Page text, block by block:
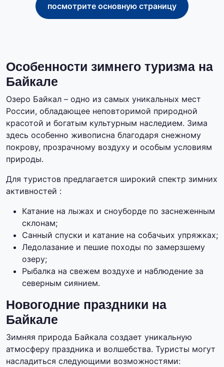
посмотрите основную страницу
Особенности зимнего туризма на
Байкале
Озеро Байкал – одно из самых уникальных мест
России, обладающее неповторимой природной
красотой и богатым культурным наследием. Зима
здесь особенно живописна благодаря снежному
покрову, прозрачному воздуху и особым условиям
природы.
Для туристов предлагается широкий спектр зимних
активностей :
Катание на лыжах и сноуборде по заснеженным
склонам;
Санный спуски и катание на собачьих упряжках;
Ледолазание и пешие походы по замерзшему
озеру;
Рыбалка на свежем воздухе и наблюдение за
северным сиянием.
Новогодние праздники на
Байкале
Зимняя природа Байкала создает уникальную
атмосферу праздника и волшебства. Туристы могут
насладиться следующими возможностями: